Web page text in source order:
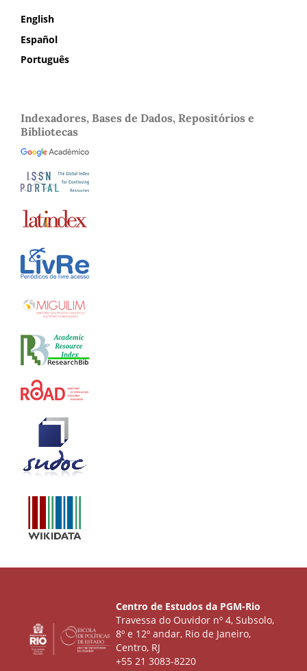
English
Español
Português
Indexadores, Bases de Dados, Repositórios e
Bibliotecas
Centro de Estudos da PGM-Rio
Travessa do Ouvidor nº 4, Subsolo,
8º e 12º andar, Rio de Janeiro,
Centro, RJ
+55 21 3083-8220